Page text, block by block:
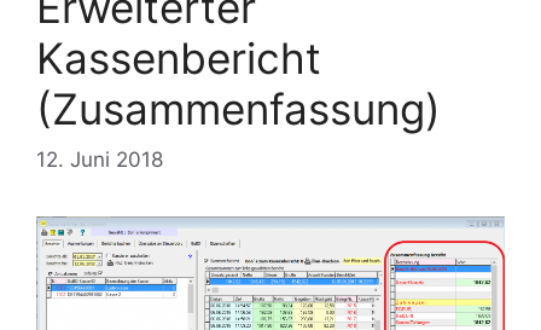
Kassenbericht
(Zusammenfassung)
12. Juni 2018